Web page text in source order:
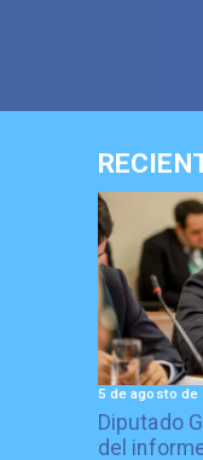
Diputado
del
5 de agosto de